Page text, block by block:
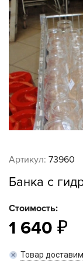
Артикул: 73960
Банка с
Стоимость:
1 640
Товар доставим